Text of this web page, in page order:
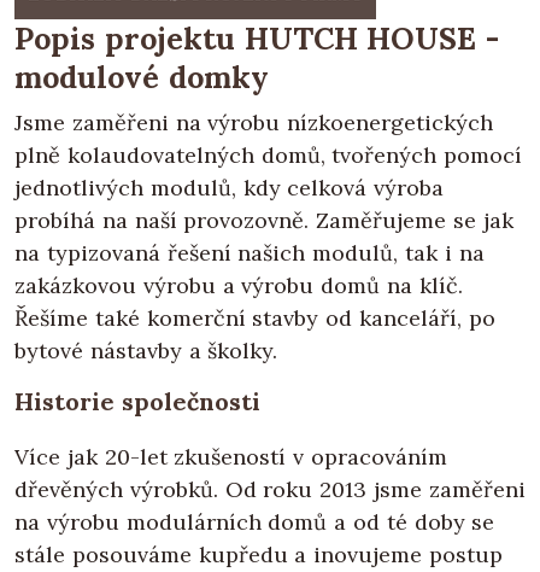
Popis projektu HUTCH HOUSE -
modulové domky
Jsme zaměřeni na výrobu nízkoenergetických
plně kolaudovatelných domů, tvořených pomocí
jednotlivých modulů, kdy celková výroba
probíhá na naší provozovně. Zaměřujeme se jak
na typizovaná řešení našich modulů, tak i na
zakázkovou výrobu a výrobu domů na klíč.
Řešíme také komerční stavby od kanceláří, po
bytové nástavby a školky.
Historie společnosti
Více jak 20-let zkušeností v opracováním
dřevěných výrobků. Od roku 2013 jsme zaměřeni
na výrobu modulárních domů a od té doby se
stále posouváme kupředu a inovujeme postup